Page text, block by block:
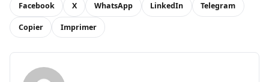
Facebook X WhatsApp LinkedIn Telegram
Copier Imprimer